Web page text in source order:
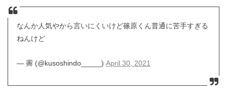
なんか人気やから言いにくいけど篠原くん普通に苦手すぎる
ねんけど
— 霽 (@kusoshindo_____) April 30, 2021